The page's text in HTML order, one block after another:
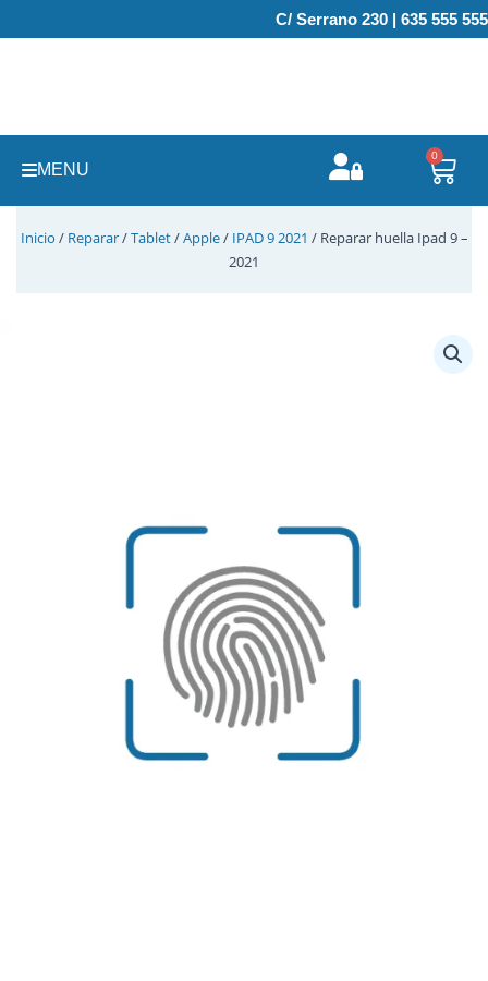
al
C/ Serrano 230 | 635 555 555
MENU
0
Inicio / Reparar/Tablet/Apple/ IPAD 9 2021 / Reparar huella Ipad 9 –
2021